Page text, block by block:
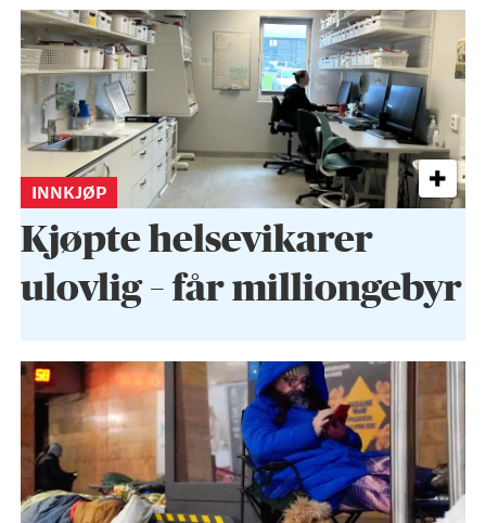
INNKJØP
Kjøpte helse­vikarer
ulovlig – får milliongebyr